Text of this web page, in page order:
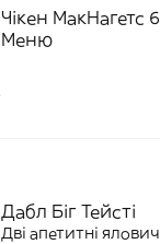
Чікен МакНагетс
Меню
Дабл Біг Тейсті
Дві апетитні